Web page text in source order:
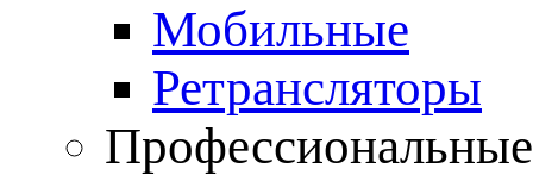
Мобильные
Ретрансляторы